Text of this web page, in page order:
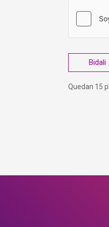
Quedan 15